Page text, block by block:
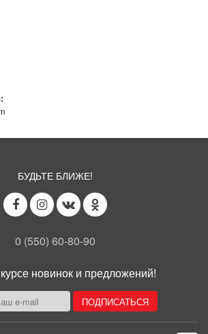
БУДЬТЕ БЛИЖЕ!
0 (550) 60-80-90
новинок и предложений!